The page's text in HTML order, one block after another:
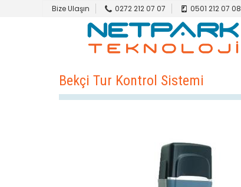
Bize Ulaşın 0272 212 07 07 0501 212 07 08
Bekçi Tur Kontrol Sistemi